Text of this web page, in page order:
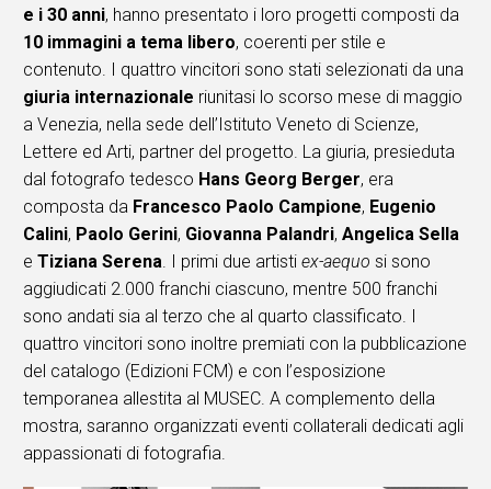
e i 30 anni, hanno presentato i loro progetti composti da
10 immagini a tema libero, coerenti per stile e
contenuto. I quattro vincitori sono stati selezionati da una
giuria internazionale riunitasi lo scorso mese di maggio
a Venezia, nella sede dell’Istituto Veneto di Scienze,
Lettere ed Arti, partner del progetto. La giuria, presieduta
dal fotografo tedesco Hans Georg Berger, era
composta da Francesco Paolo Campione, Eugenio
Calini, Paolo Gerini, Giovanna Palandri, Angelica Sella
e Tiziana Serena. I primi due artisti ex-aequo si sono
aggiudicati 2.000 franchi ciascuno, mentre 500 franchi
sono andati sia al terzo che al quarto classificato. I
quattro vincitori sono inoltre premiati con la pubblicazione
del catalogo (Edizioni FCM) e con l’esposizione
temporanea allestita al MUSEC. A complemento della
mostra, saranno organizzati eventi collaterali dedicati agli
appassionati di fotografia.